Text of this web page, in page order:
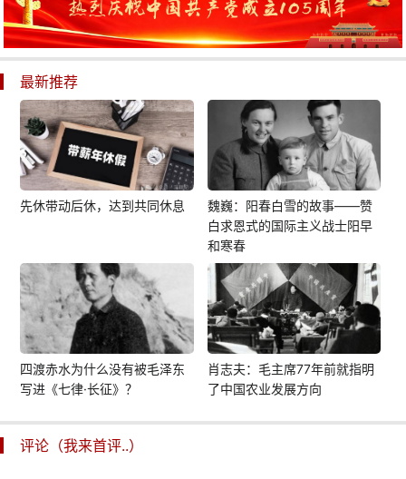
最新推荐
先休带动后休，达到共同休息
魏巍：阳春白雪的故事——赞
白求恩式的国际主义战士阳早
和寒春
四渡赤水为什么没有被毛泽东
写进《七律·长征》？
肖志夫：毛主席77年前就指明
了中国农业发展方向
评论（我来首评..）